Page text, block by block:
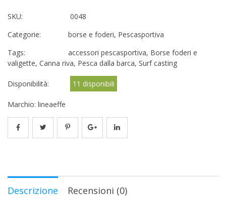
SKU:
0048
Categorie:
borse e foderi, Pescasportiva
Tags:
accessori pescasportiva, Borse foderi e
valigette, Canna riva, Pesca dalla barca, Surf casting
Disponibilità: 11 disponibili
Marchio: lineaeffe
Descrizione Recensioni (0)